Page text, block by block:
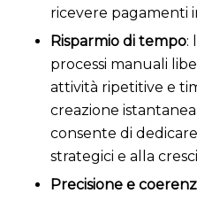
ricevere pagamenti
Risparmio di tempo:
processi manuali
attività ripetitive e
creazione
consente di
strategici e alla
Precisione e